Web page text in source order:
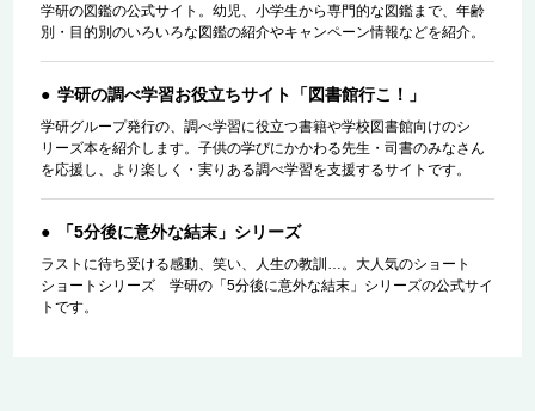
学研の図鑑の公式サイト。幼児、小学生から専門的な図鑑まで、年齢
別・目的別のいろいろな図鑑の紹介やキャンペーン情報などを紹介。
学研の調べ学習お役立ちサイト「図書館行こ！」
学研グループ発行の、調べ学習に役立つ書籍や学校図書館向けのシ
リーズ本を紹介します。子供の学びにかかわる先生・司書のみなさん
を応援し、より楽しく・実りある調べ学習を支援するサイトです。
「5分後に意外な結末」シリーズ
ラストに待ち受ける感動、笑い、人生の教訓…。大人気のショート
ショートシリーズ 学研の「5分後に意外な結末」シリーズの公式サイ
トです。